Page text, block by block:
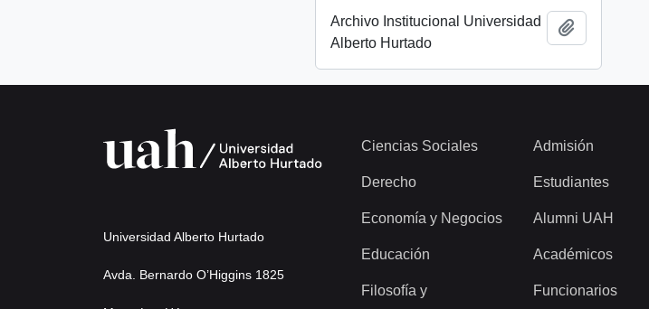
Archivo Institucional Universidad
Alberto Hurtado
Universidad Alberto Hurtado
Avda. Bernardo O’Higgins 1825
Ciencias Sociales
Derecho
Economía y Negocios
Educación
Filosofía y
Admisión
Estudiantes
Alumni UAH
Académicos
Funcionarios